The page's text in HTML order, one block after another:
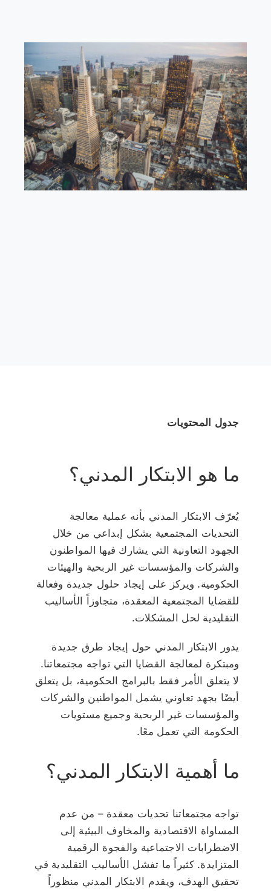
جدول المحتويات
ما هو الابتكار المدني؟
يُعرّف الابتكار المدني بأنه عملية معالجة
التحديات المجتمعية بشكل إبداعي من خلال
الجهود التعاونية التي يشارك فيها المواطنون
والشركات والمؤسسات غير الربحية والهيئات
الحكومية. ويركز على إيجاد حلول جديدة وفعالة
للقضايا المجتمعية المعقدة، متجاوزاً الأساليب
التقليدية لحل المشكلات.
يدور الابتكار المدني حول إيجاد طرق جديدة
ومبتكرة لمعالجة القضايا التي تواجه مجتمعاتنا.
لا يتعلق الأمر فقط بالبرامج الحكومية، بل يتعلق
أيضًا بجهد تعاوني يشمل المواطنين والشركات
والمؤسسات غير الربحية وجميع مستويات
الحكومة التي تعمل معًا.
ما أهمية الابتكار المدني؟
تواجه مجتمعاتنا تحديات معقدة – من عدم
المساواة الاقتصادية والمخاوف البيئية إلى
الاضطرابات الاجتماعية والفجوة الرقمية
المتزايدة. كثيراً ما تفشل الأساليب التقليدية في
تحقيق الهدف، ويقدم الابتكار المدني منظوراً